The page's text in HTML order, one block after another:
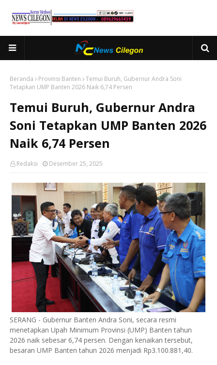
Beranda Provinsi Banten
Temui Buruh, Gubernur Andra Soni
Tetapkan UMP Banten 2026 Naik 6,74 Persen
Temui Buruh, Gubernur Andra
Soni Tetapkan UMP Banten 2026
Naik 6,74 Persen
Redaksi Desember 25, 2025
SERANG - Gubernur Banten Andra Soni, secara resmi
menetapkan Upah Minimum Provinsi (UMP) Banten tahun
2026 naik sebesar 6,74 persen. Dengan kenaikan tersebut,
besaran UMP Banten tahun 2026 menjadi Rp3.100.881,40.